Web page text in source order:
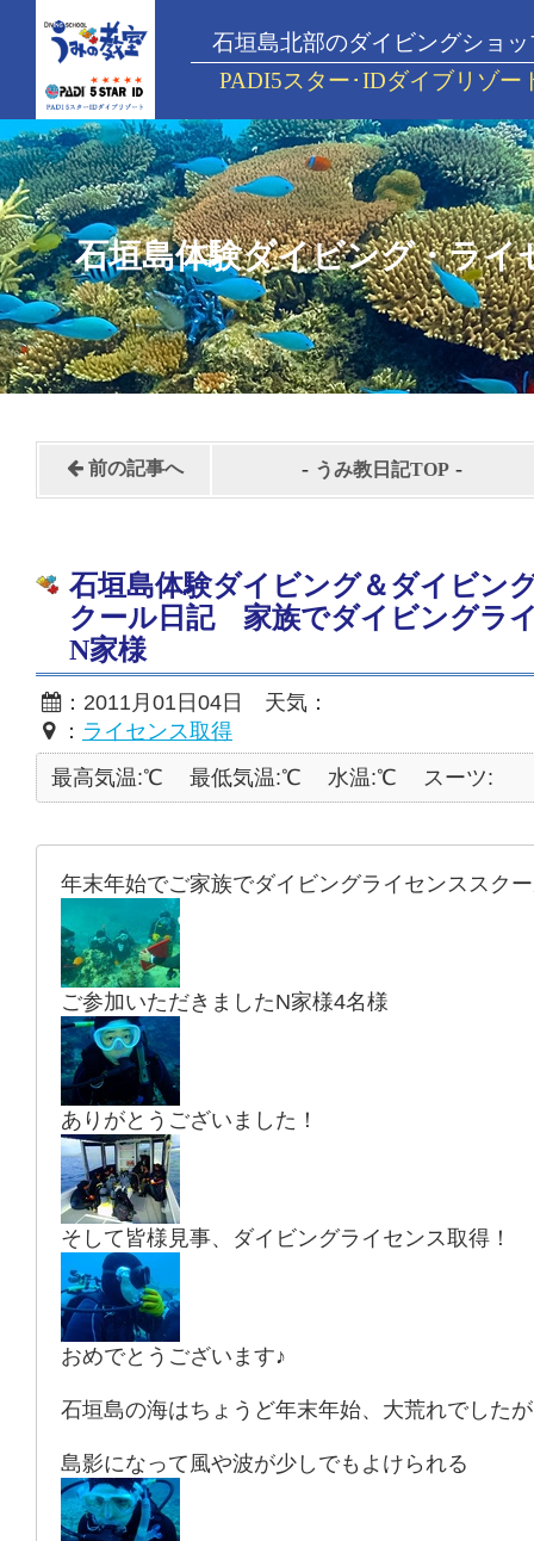
石垣島北部のダイビングショッ
PADI5スター･IDダイブリゾー
石垣島体験ダイビング・ライ
前の記事へ - うみ教日記TOP -
石垣島体験ダイビング＆ダイビン
クール日記 家族でダイビングラ
N家様
：2011月01日04日 天気：
： ライセンス取得
最高気温:℃
最低気温:℃ 水温:℃ スーツ:
年末年始でご家族でダイビングライセンススク
ご参加いただきましたN家様4名様
ありがとうございました！
そして皆様見事、ダイビングライセンス取得！
おめでとうございます♪
石垣島の海はちょうど年末年始、大荒れでしたが
島影になって風や波が少しでもよけられる